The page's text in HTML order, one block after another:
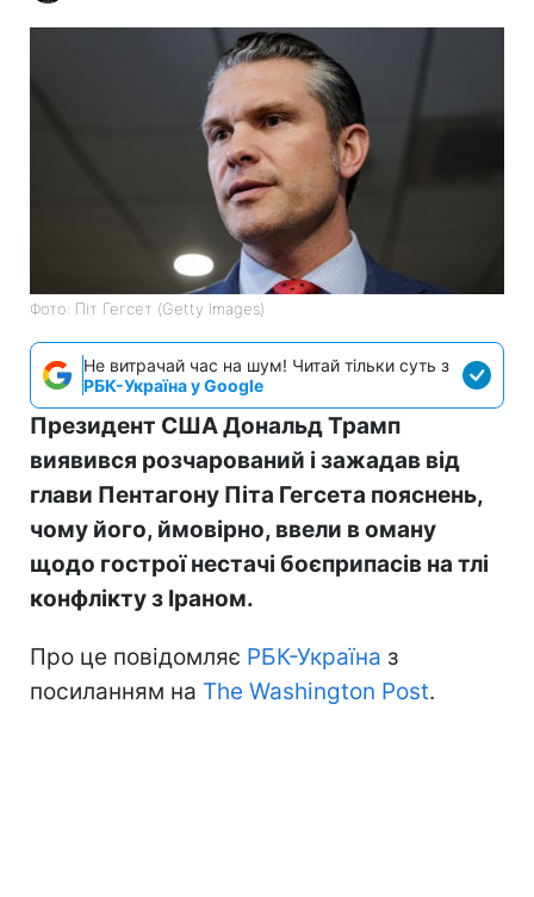
Фото: Піт Гегсет (Getty Images)
Не витрачай час на шум! Читай тільки суть з
РБК-Україна у Google
Президент США Дональд Трамп
виявився розчарований і зажадав від
глави Пентагону Піта Гегсета пояснень,
чому його, ймовірно, ввели в оману
щодо гострої нестачі боєприпасів на тлі
конфлікту з Іраном.
Про це повідомляє РБК-Україна з
посиланням на The Washington Post.